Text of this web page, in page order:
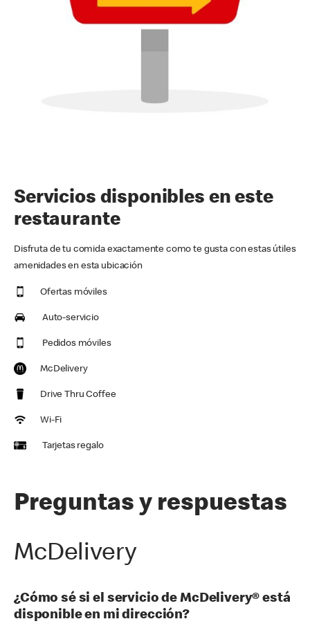
Servicios disponibles en este
restaurante
Disfruta de tu comida exactamente como te gusta con estas útiles
amenidades en esta ubicación
Ofertas móviles
Auto-servicio
Pedidos móviles
McDelivery
Drive Thru Coffee
Wi-Fi
Tarjetas regalo
Preguntas y respuestas
McDelivery
¿Cómo sé si el servicio de McDelivery® está
disponible en mi dirección?